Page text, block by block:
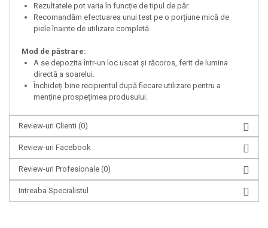
Rezultatele pot varia în funcție de tipul de păr.
Recomandăm efectuarea unui test pe o porțiune mică de
piele înainte de utilizare completă.
Mod de păstrare:
A se depozita într-un loc uscat și răcoros, ferit de lumina
directă a soarelui.
Închideți bine recipientul după fiecare utilizare pentru a
menține prospețimea produsului.
Review-uri Clienti (0)
Review-uri Facebook
Review-uri Profesionale (0)
Intreaba Specialistul